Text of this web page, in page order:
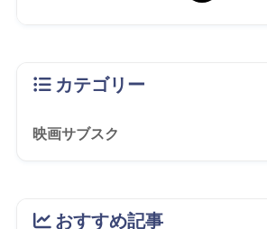
カテゴリー
映画サブスク
おすすめ記事